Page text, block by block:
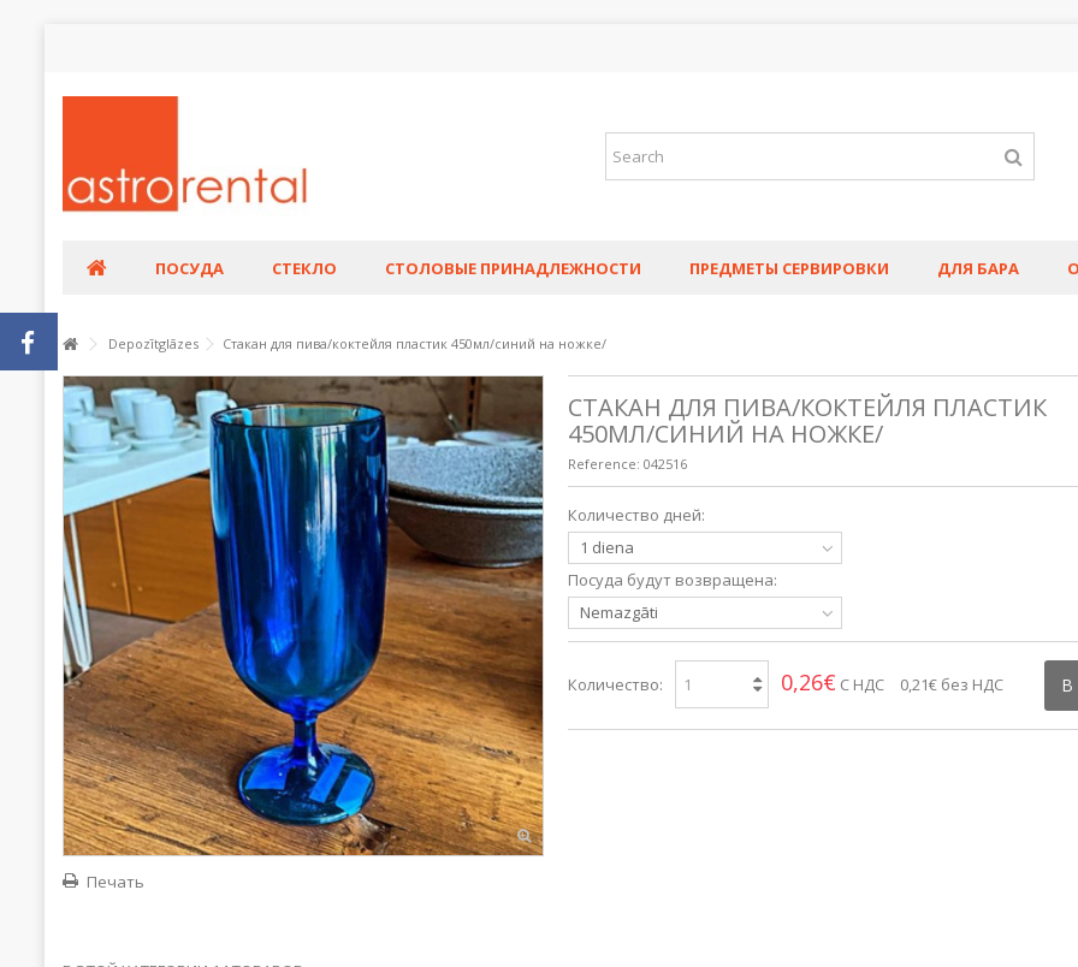
ПОСУДА СТЕКЛО СТОЛОВЫЕ ПРИНАДЛЕЖНОСТИ ПРЕДМЕТЫ СЕРВИРОВКИ ДЛЯ БАРА
Depozītglāzes Стакан для пива/коктейля пластик 450мл/синий на ножке/
Печать
СТАКАН ДЛЯ ПИВА/КОКТЕЙЛЯ ПЛАСТИК
450МЛ/СИНИЙ НА НОЖКЕ/
Reference: 042516
Количество дней:
1 diena
Посуда будут возвращена:
Nemazgāti
В
Количество: 0,26€ С НДС 0,21€без НДС